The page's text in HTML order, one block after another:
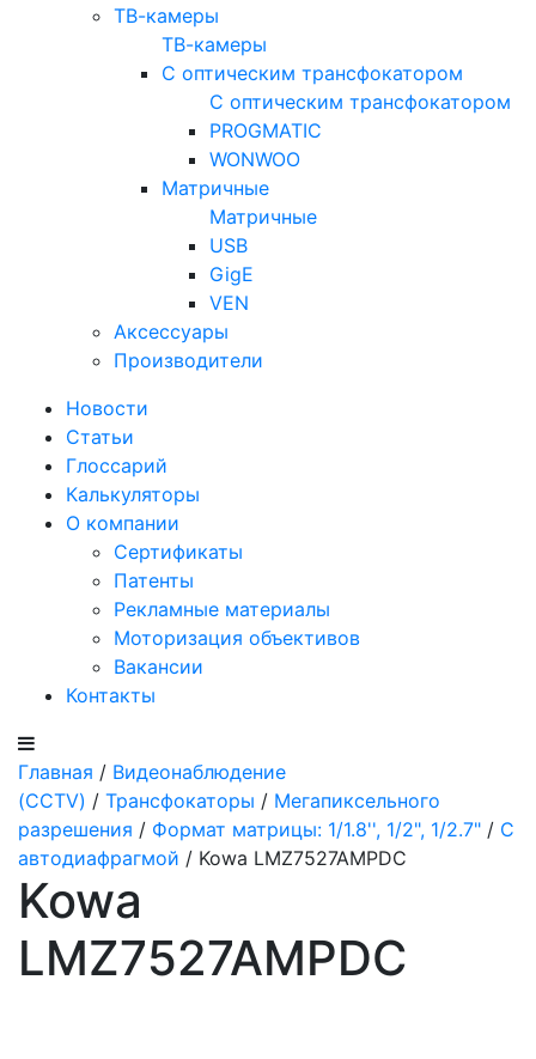
ТВ-камеры
ТВ-камеры
С оптическим трансфокатором
С оптическим трансфокатором
PROGMATIC
WONWOO
Матричные
Матричные
USB
GigE
VEN
Аксессуары
Производители
Новости
Статьи
Глоссарий
Калькуляторы
О компании
Сертификаты
Патенты
Рекламные материалы
Моторизация объективов
Вакансии
Контакты
Главная / Видеонаблюдение
(CCTV) / Трансфокаторы / Мегапиксельного
разрешения / Формат матрицы: 1/1.8'', 1/2", 1/2.7" / С
автодиафрагмой / Kowa LMZ7527AMPDC
Kowa
LMZ7527AMPDC